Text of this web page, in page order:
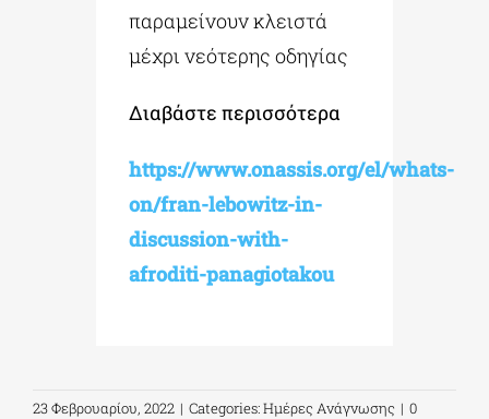
παραμείνουν κλειστά
μέχρι νεότερης οδηγίας
Διαβάστε περισσότερα
https://www.onassis.org/el/whats-
on/fran-lebowitz-in-
discussion-with-
afroditi-panagiotakou
23 Φεβρουαρίου, 2022 | Categories:Ημέρες Ανάγνωσης | 0